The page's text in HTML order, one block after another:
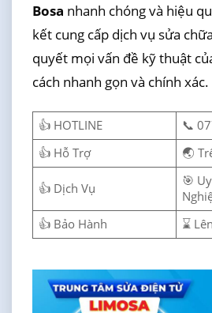
Bosa nhanh chóng và hiệu
kết cung cấp dịch vụ sửa
quyết mọi vấn đề kỹ thuật
cách nhanh gọn và chính xác.
👍 HOTLINE
📞
👍 Hỗ Trợ
🌏
👍 Dịch Vụ
🎯
👍 Bảo Hành
⌛